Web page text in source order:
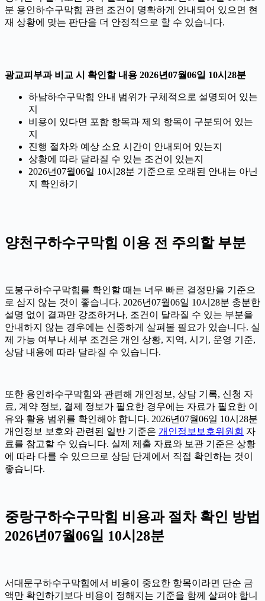
분 용인하수구막힘 관련 조건이 명확하게 안내되어 있으면 현
재 상황에 맞는 판단을 더 안정적으로 할 수 있습니다.
광교피부과 비교 시 확인할 내용 2026년07월06일 10시28분
하남하수구막힘 안내 범위가 구체적으로 설명되어 있는
지
비용이 있다면 포함 항목과 제외 항목이 구분되어 있는
지
진행 절차와 예상 소요 시간이 안내되어 있는지
상황에 따라 달라질 수 있는 조건이 있는지
2026년07월06일 10시28분 기준으로 오래된 안내는 아닌
지 확인하기
양천구하수구막힘 이용 전 주의할 부분
도봉구하수구막힘를 확인할 때는 너무 빠른 결정만을 기준으
로 삼지 않는 것이 좋습니다. 2026년07월06일 10시28분 충분한
설명 없이 결과만 강조하거나, 조건이 달라질 수 있는 부분을
안내하지 않는 경우에는 신중하게 살펴볼 필요가 있습니다. 실
제 가능 여부나 세부 조건은 개인 상황, 지역, 시기, 운영 기준,
상담 내용에 따라 달라질 수 있습니다.
또한 용인하수구막힘와 관련해 개인정보, 상담 기록, 신청 자
료, 계약 정보, 결제 정보가 필요한 경우에는 자료가 필요한 이
유와 활용 범위를 확인해야 합니다. 2026년07월06일 10시28분
개인정보 보호와 관련된 일반 기준은 개인정보보호위원회 자
료를 참고할 수 있습니다. 실제 제출 자료와 보관 기준은 상황
에 따라 다를 수 있으므로 상담 단계에서 직접 확인하는 것이
좋습니다.
중랑구하수구막힘 비용과 절차 확인 방법
2026년07월06일 10시28분
서대문구하수구막힘에서 비용이 중요한 항목이라면 단순 금
액만 확인하기보다 비용이 정해지는 기준을 함께 살펴야 합니